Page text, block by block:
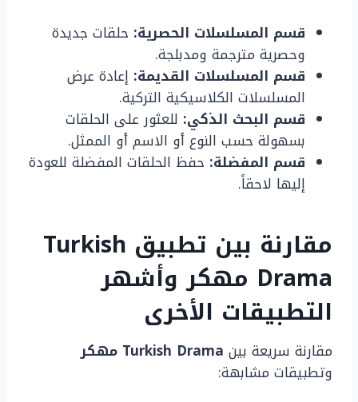
قسم المسلسلات الحصرية: حلقات جديدة
وحصرية مترجمة ومدبلجة.
قسم المسلسلات القديمة: إعادة عرض
المسلسلات الكلاسيكية التركية.
قسم البحث الذكي: للعثور على الحلقات
بسهولة حسب النوع أو الاسم أو الممثل.
قسم المفضلة: حفظ الحلقات المفضلة للعودة
إليها لاحقاً.
مقارنة بين تطبيق Turkish
Drama مهكر وأشهر
التطبيقات الأخرى
مقارنة سريعة بين Turkish Drama مهكر
وتطبيقات مشابهة: